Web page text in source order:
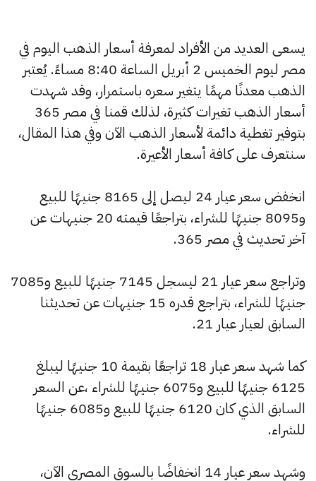
يسعى العديد من الأفراد لمعرفة أسعار الذهب اليوم في
مصر ليوم الخميس 2 أبريل الساعة 8:40 مساءً. يُعتبر
الذهب معدنًا مهمًا يتغير سعره باستمرار، وقد شهدت
أسعار الذهب تغيرات كثيرة، لذلك قمنا في مصر 365
بتوفير تغطية دائمة لأسعار الذهب الآن وفي هذا المقال،
سنتعرف على كافة أسعار الأعيرة.
انخفض سعر عيار 24 ليصل إلى 8165 جنيهًا للبيع
و8095 جنيهًا للشراء، بتراجعًا قيمته 20 جنيهات عن
آخر تحديث في مصر 365.
وتراجع سعر عيار 21 ليسجل 7145 جنيهًا للبيع و7085
جنيهًا للشراء، بتراجع قدره 15 جنيهات عن تحديثنا
السابق لعيار عيار 21.
كما شهد سعر عيار 18 تراجعًا بقيمة 10 جنيهًا ليبلغ
6125 جنيهًا للبيع و6075 جنيهًا للشراء ،عن السعر
السابق الذي كان 6120 جنيهًا للبيع و6085 جنيهًا
للشراء.
وشهد سعر عيار 14 انخفاضًا بالسوق المصري الآن،